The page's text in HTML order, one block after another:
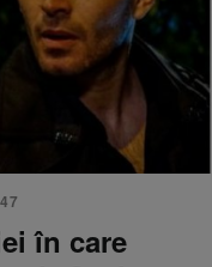
în care